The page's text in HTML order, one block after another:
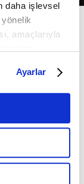
daha işlevsel
amaçlarıyla
bilgi için
uyarınca
daha
Ayarlar